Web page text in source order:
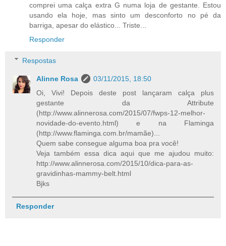
comprei uma calça extra G numa loja de gestante. Estou
usando ela hoje, mas sinto um desconforto no pé da
barriga, apesar do elástico... Triste...
Responder
Respostas
Alinne Rosa
03/11/2015, 18:50
Oi, Vivi! Depois deste post lançaram calça plus
gestante da Attribute
(http://www.alinnerosa.com/2015/07/fwps-12-melhor-
novidade-do-evento.html) e na Flaminga
(http://www.flaminga.com.br/mamãe)...
Quem sabe consegue alguma boa pra você!
Veja também essa dica aqui que me ajudou muito:
http://www.alinnerosa.com/2015/10/dica-para-as-
gravidinhas-mammy-belt.html
Bjks
Responder